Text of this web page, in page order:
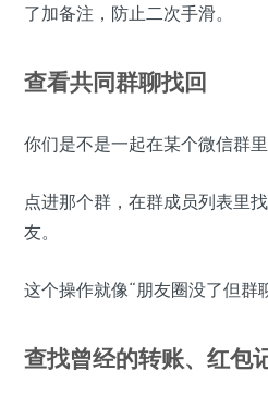
了加备注，防止二次手滑。
查看共同群聊找回
你们是不是一起在某个微信群里
点进那个群，在群成员列表里
友。
这个操作就像“朋友圈没了但群
查找曾经的转账、红包